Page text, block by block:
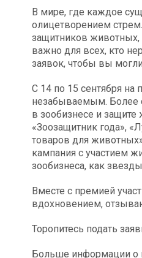
В мире, где каждое
олицетворением
защитников
важно для всех, кто
заявок, чтобы вы
С 14 по 15 сентября
незабываемым. Более
в зообизнесе и защите
«Зоозащитник года»,
товаров для
кампания с участием
зообизнеса, как
Вместе с премией
вдохновением,
Торопитесь подать
Больше информации о